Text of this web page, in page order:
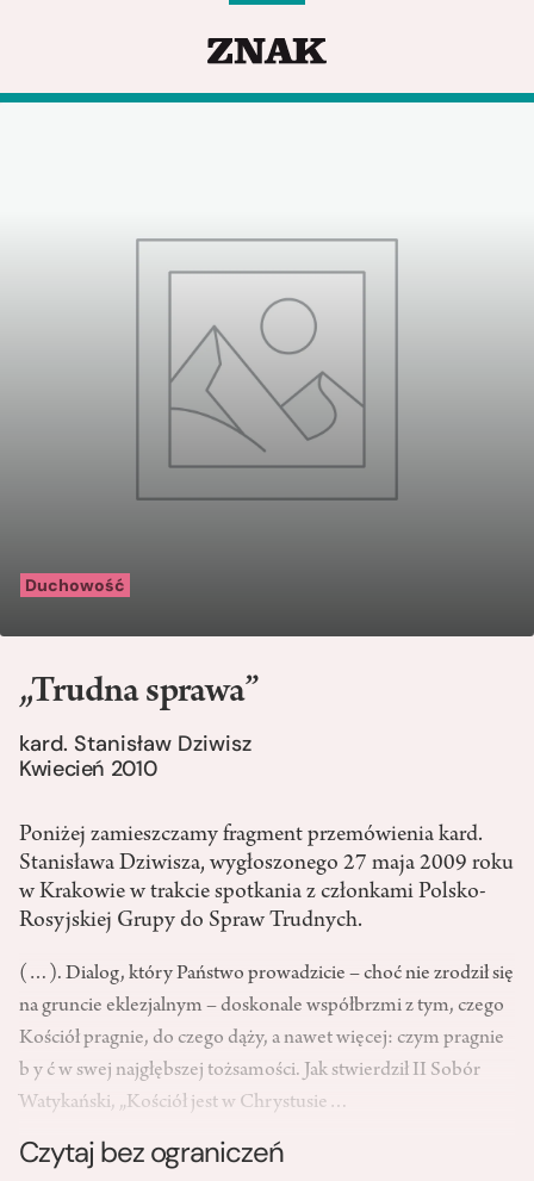
Duchowość
„Trudna sprawa”
kard. Stanisław Dziwisz
Kwiecień 2010
Poniżej zamieszczamy fragment przemówienia kard.
Stanisława Dziwisza, wygłoszonego 27 maja 2009 roku
w Krakowie w trakcie spotkania z członkami Polsko-
Rosyjskiej Grupy do Spraw Trudnych.
(…). Dialog, który Państwo prowadzicie – choć nie zrodził się
na gruncie eklezjalnym – doskonale współbrzmi z tym, czego
Kościół pragnie, do czego dąży, a nawet więcej: czym pragnie
b y ć w swej najgłębszej tożsamości. Jak stwierdził II Sobór
Watykański, „Kościół jest w Chrystusie…
Czytaj bez ograniczeń